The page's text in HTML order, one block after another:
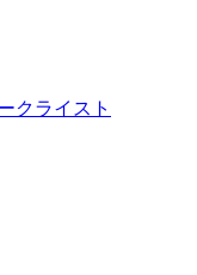
クライスト